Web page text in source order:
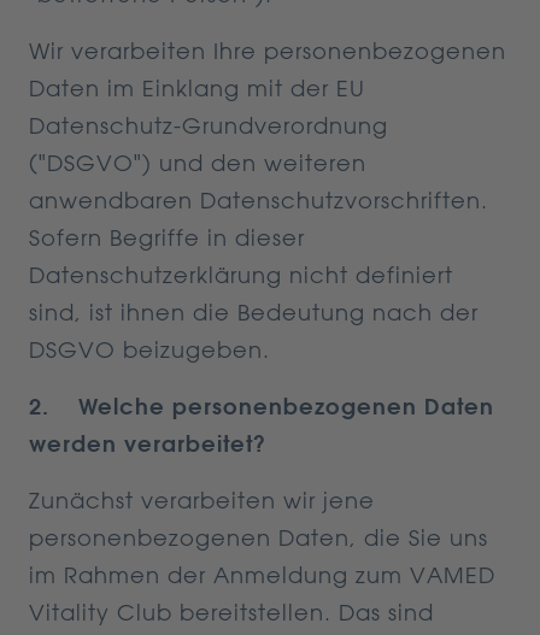
Wir verarbeiten Ihre personenbezogenen
Daten im Einklang mit der EU
Datenschutz-Grundverordnung
("DSGVO") und den weiteren
anwendbaren Datenschutzvorschriften.
Sofern Begriffe in dieser
Datenschutzerklärung nicht definiert
sind, ist ihnen die Bedeutung nach der
DSGVO beizugeben.
2. Welche personenbezogenen Daten
werden verarbeitet?
Zunächst verarbeiten wir jene
personenbezogenen Daten, die Sie uns
im Rahmen der Anmeldung zum VAMED
Vitality Club bereitstellen. Das sind